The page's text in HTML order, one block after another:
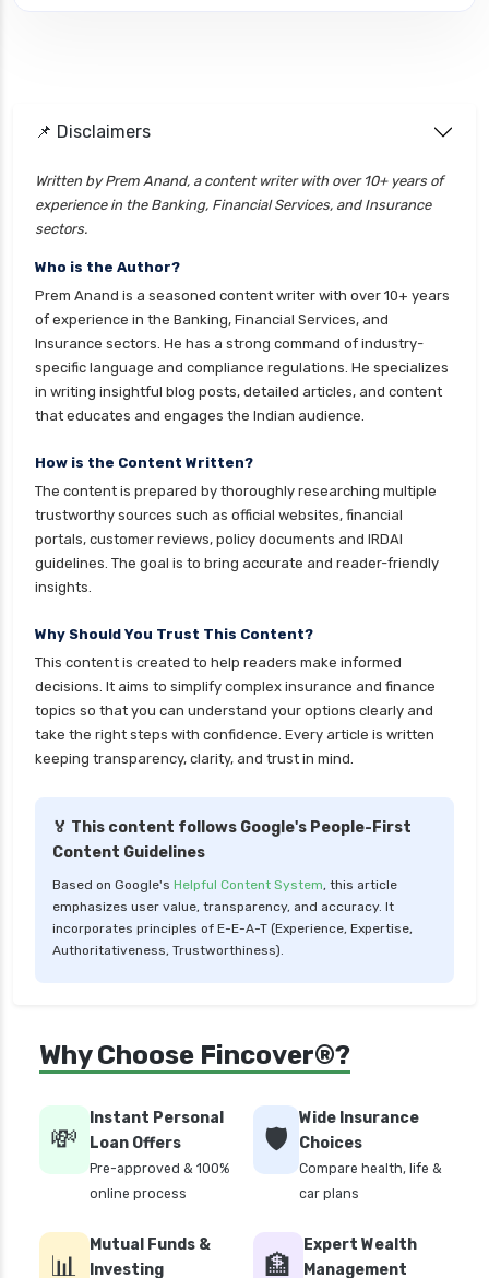
health insurance lucknow
health insurance mumbai
health insurance nagpur
health insurance noida
health insurance patna
health insurance portability
health insurance premium calculator
health insurance pune
health insurance rajkot
health insurance renewal process
health insurance stocks india
health insurance tax benefits 80d
health insurance thane
health insurance tirunelveli
health insurance top up plan comparison
health insurance udaipur
health insurance vadodara
health insurance varanasi
health insurance vs medical insurance
how health insurance works in india
how to apply health insurance in india
how to cancel health insurance policy
how to check star health insurance policy
status
iifl health insurance
individual health insurance policy
📌 Disclaimers
Written by Prem Anand, a content writer with over 10+ years of
experience in the Banking, Financial Services, and Insurance
sectors.
Who is the Author?
Prem Anand is a seasoned content writer with over 10+ years
of experience in the Banking, Financial Services, and
Insurance sectors. He has a strong command of industry-
specific language and compliance regulations. He specializes
in writing insightful blog posts, detailed articles, and content
that educates and engages the Indian audience.
How is the Content Written?
The content is prepared by thoroughly researching multiple
trustworthy sources such as official websites, financial
portals, customer reviews, policy documents and IRDAI
guidelines. The goal is to bring accurate and reader-friendly
insights.
Why Should You Trust This Content?
This content is created to help readers make informed
decisions. It aims to simplify complex insurance and finance
topics so that you can understand your options clearly and
take the right steps with confidence. Every article is written
keeping transparency, clarity, and trust in mind.
🏅 This content follows Google's People-First
Content Guidelines
Based on Google's Helpful Content System, this article
emphasizes user value, transparency, and accuracy. It
incorporates principles of E-E-A-T (Experience, Expertise,
Authoritativeness, Trustworthiness).
Why Choose Fincover®?
💸
Instant Personal
Loan Offers
Pre-approved & 100%
online process
🛡️
Wide Insurance
Choices
Compare health, life &
car plans
📊
Mutual Funds &
Investing
🏦
Expert Wealth
Management